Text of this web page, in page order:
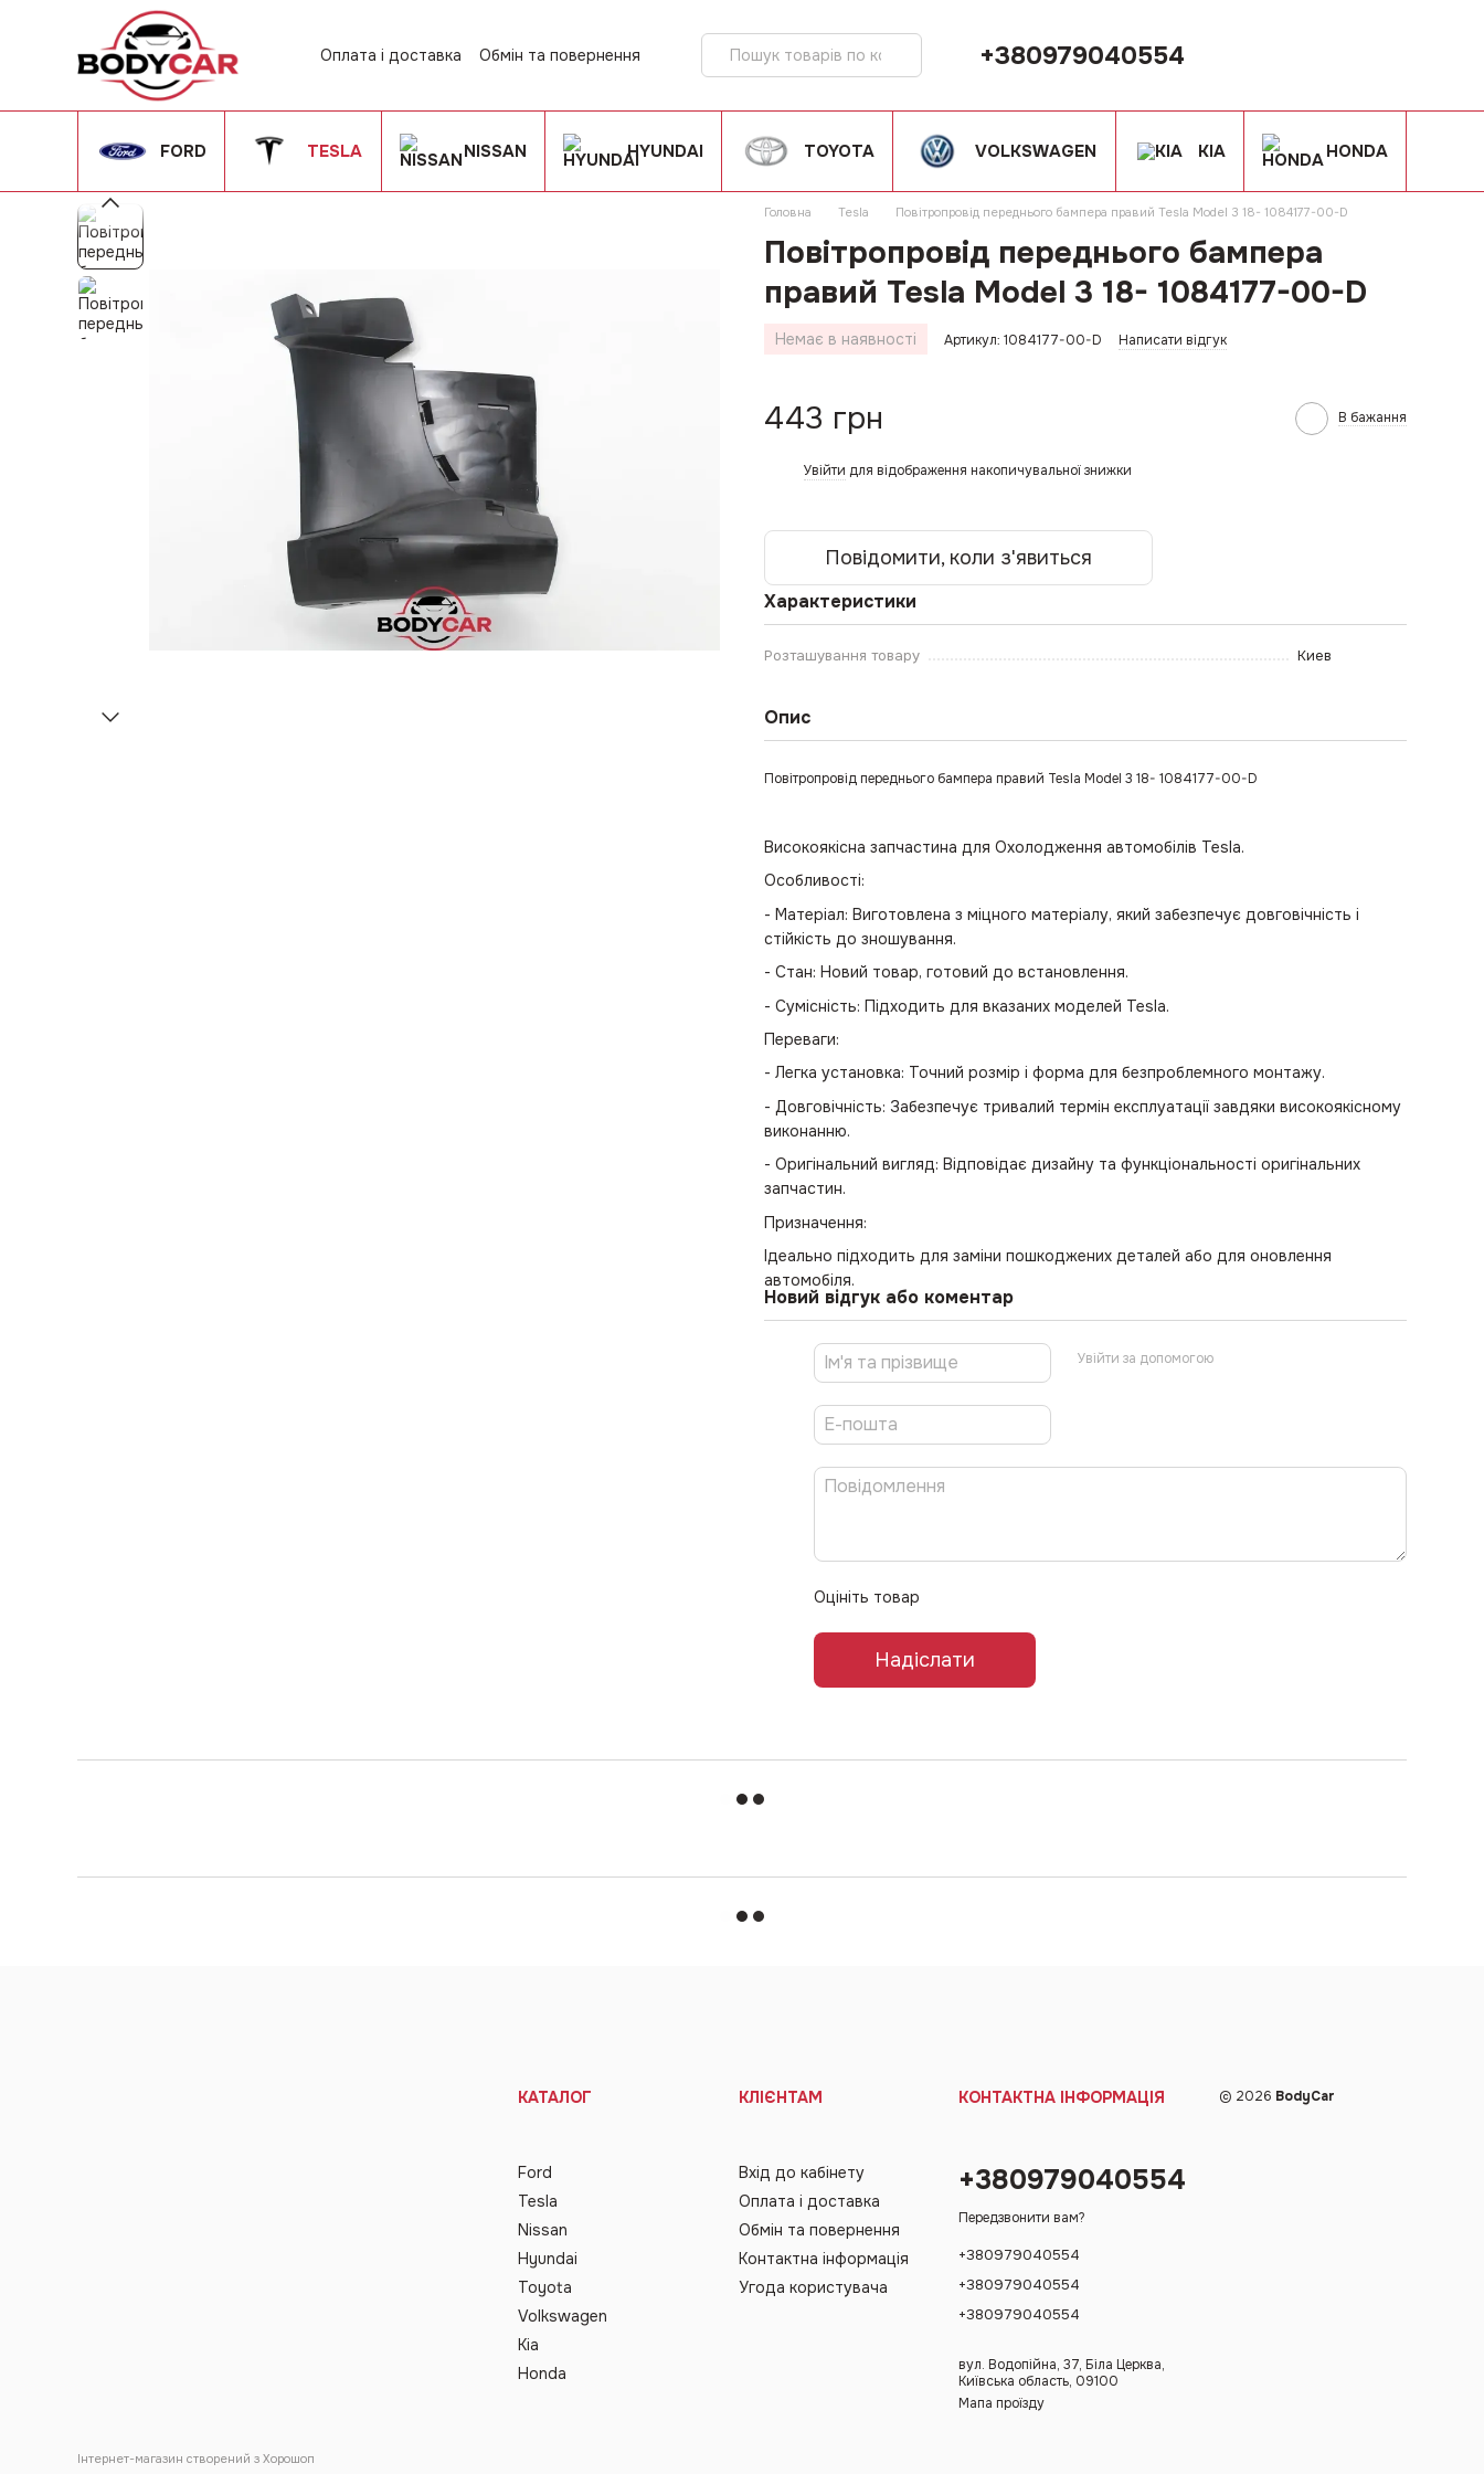
Перейти до основного контенту
Оплата і доставка
Обмін та повернення
+380979040554
FORD TESLA NISSAN HYUNDAI TOYOTA VOLKSWAGEN KIA HONDA
Головна Tesla Повітропровід переднього бампера правий Tesla Model 3 18- 1084177-00-D
Повітропровід переднього бампера
правий Tesla Model 3 18- 1084177-00-D
Немає в наявності Артикул: 1084177-00-D Написати відгук
443 грн В бажання
Увійти для відображення накопичувальної знижки
Повідомити, коли з'явиться
Характеристики
Розташування товару Киев
Опис
Повітропровід переднього бампера правий Tesla Model 3 18- 1084177-00-D
Високоякісна запчастина для Охолодження автомобілів Tesla.
Особливості:
- Матеріал: Виготовлена з міцного матеріалу, який забезпечує довговічність і
стійкість до зношування.
- Стан: Новий товар, готовий до встановлення.
- Сумісність: Підходить для вказаних моделей Tesla.
Переваги:
- Легка установка: Точний розмір і форма для безпроблемного монтажу.
- Довговічність: Забезпечує тривалий термін експлуатації завдяки високоякісному
виконанню.
- Оригінальний вигляд: Відповідає дизайну та функціональності оригінальних
запчастин.
Призначення:
Ідеально підходить для заміни пошкоджених деталей або для оновлення
автомобіля.
Новий відгук або коментар
Увійти за допомогою
Оцініть товар
Надіслати
Інтернет-магазин створений з Хорошоп
КАТАЛОГ
Ford
Tesla
Nissan
Hyundai
Toyota
Volkswagen
Kia
Honda
КЛІЄНТАМ
Вхід до кабінету
Оплата і доставка
Обмін та повернення
Контактна інформація
Угода користувача
КОНТАКТНА ІНФОРМАЦІЯ
+380979040554
Передзвонити вам?
+380979040554
+380979040554
+380979040554
вул. Водопійна, 37, Біла Церква,
Київська область, 09100
Мапа проїзду
© 2026 BodyCar